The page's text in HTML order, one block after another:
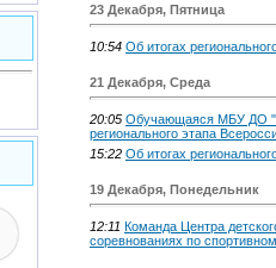
23 Декабря, Пятница
10:54 Об итогах
21 Декабря, Среда
20:05 Обучающаяся МБУ ДО
регионального этапа
15:22 Об итогах
19 Декабря, Понедельник
12:11 Команда Центра
соревнованиях по